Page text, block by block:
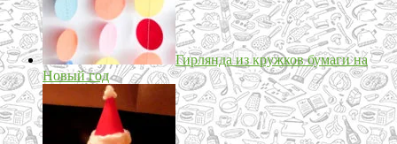
Гирлянда из кружков бумаги на
Новый год